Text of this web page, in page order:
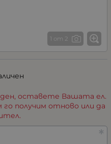
1 от 2
оставете Вашата ел.
получим отново или да